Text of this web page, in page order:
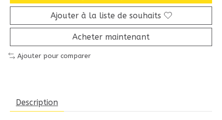
Ajouter à la liste de souhaits
Acheter maintenant
Ajouter pour comparer
Description